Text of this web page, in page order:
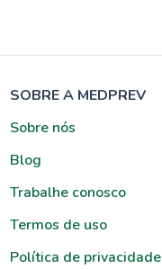
SOBRE A MEDPREV
Sobre nós
Blog
Trabalhe conosco
Termos de uso
Política de privacidade